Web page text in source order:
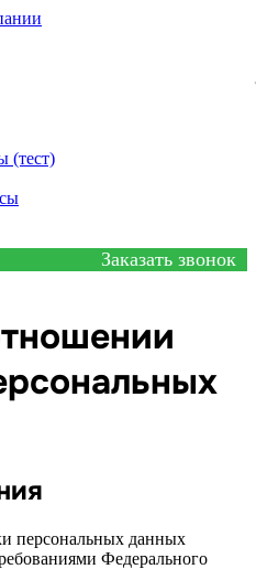
(тест)
Заказать звонок
персональных данных
Федерального